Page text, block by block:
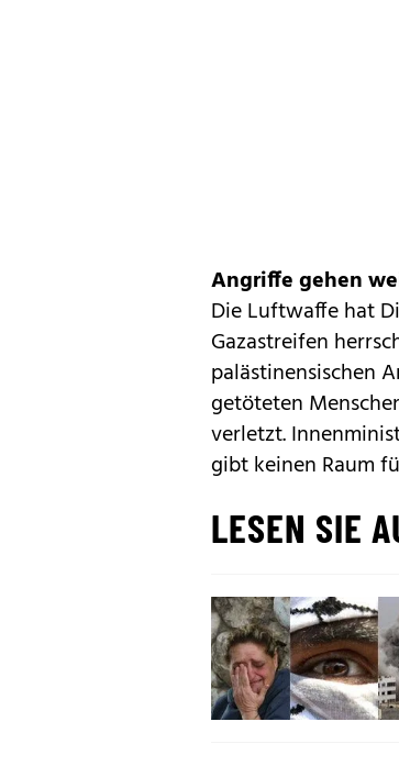
Angriffe gehen
Die Luftwaffe hat
Gazastreifen
palästinensischen
getöteten
verletzt.
gibt keinen Raum
LESEN SIE